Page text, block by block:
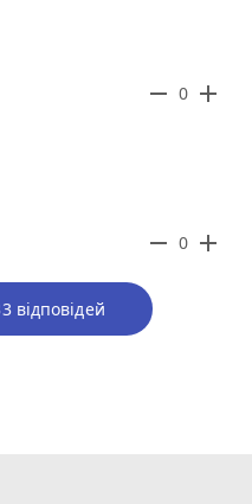
remove 0 add
remove 0 add
відповідей